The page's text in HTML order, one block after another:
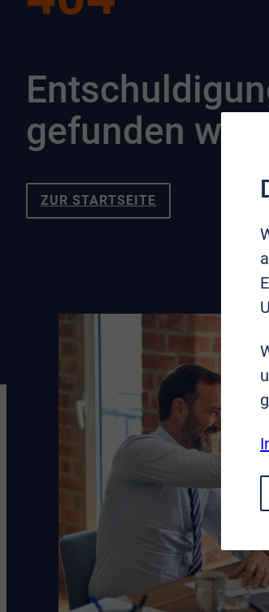
gefunden
ZUR STARTSEITE